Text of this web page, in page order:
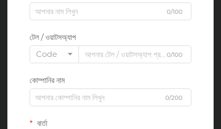
0/100
টেল / ওয়াটসঅ্যাপ
Code
0/100
কোম্পানির নাম
0/200
বার্তা